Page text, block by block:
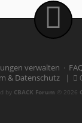
verwalten ·
& Datenschutz |
by CBACK Forum © 2026